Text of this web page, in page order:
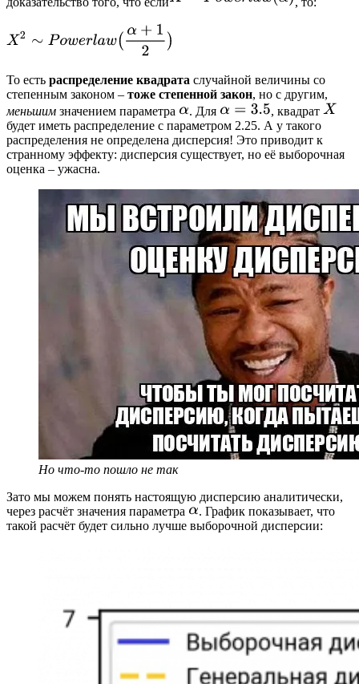
То есть распределение квадрата случайной величины со
степенным законом – тоже степенной закон, но с другим,
меньшим значением параметра . Для
, квадрат
будет иметь распределение с параметром 2.25. А у такого
распределения не определена дисперсия! Это приводит к
странному эффекту: дисперсия существует, но её выборочная
оценка – ужасна.
Но что-то пошло не так
Зато мы можем понять настоящую дисперсию аналитически,
через расчёт значения параметра
. График показывает, что
такой расчёт будет сильно лучше выборочной дисперсии: